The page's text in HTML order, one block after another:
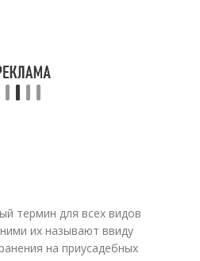
термин для всех видов
их называют ввиду
на приусадебных